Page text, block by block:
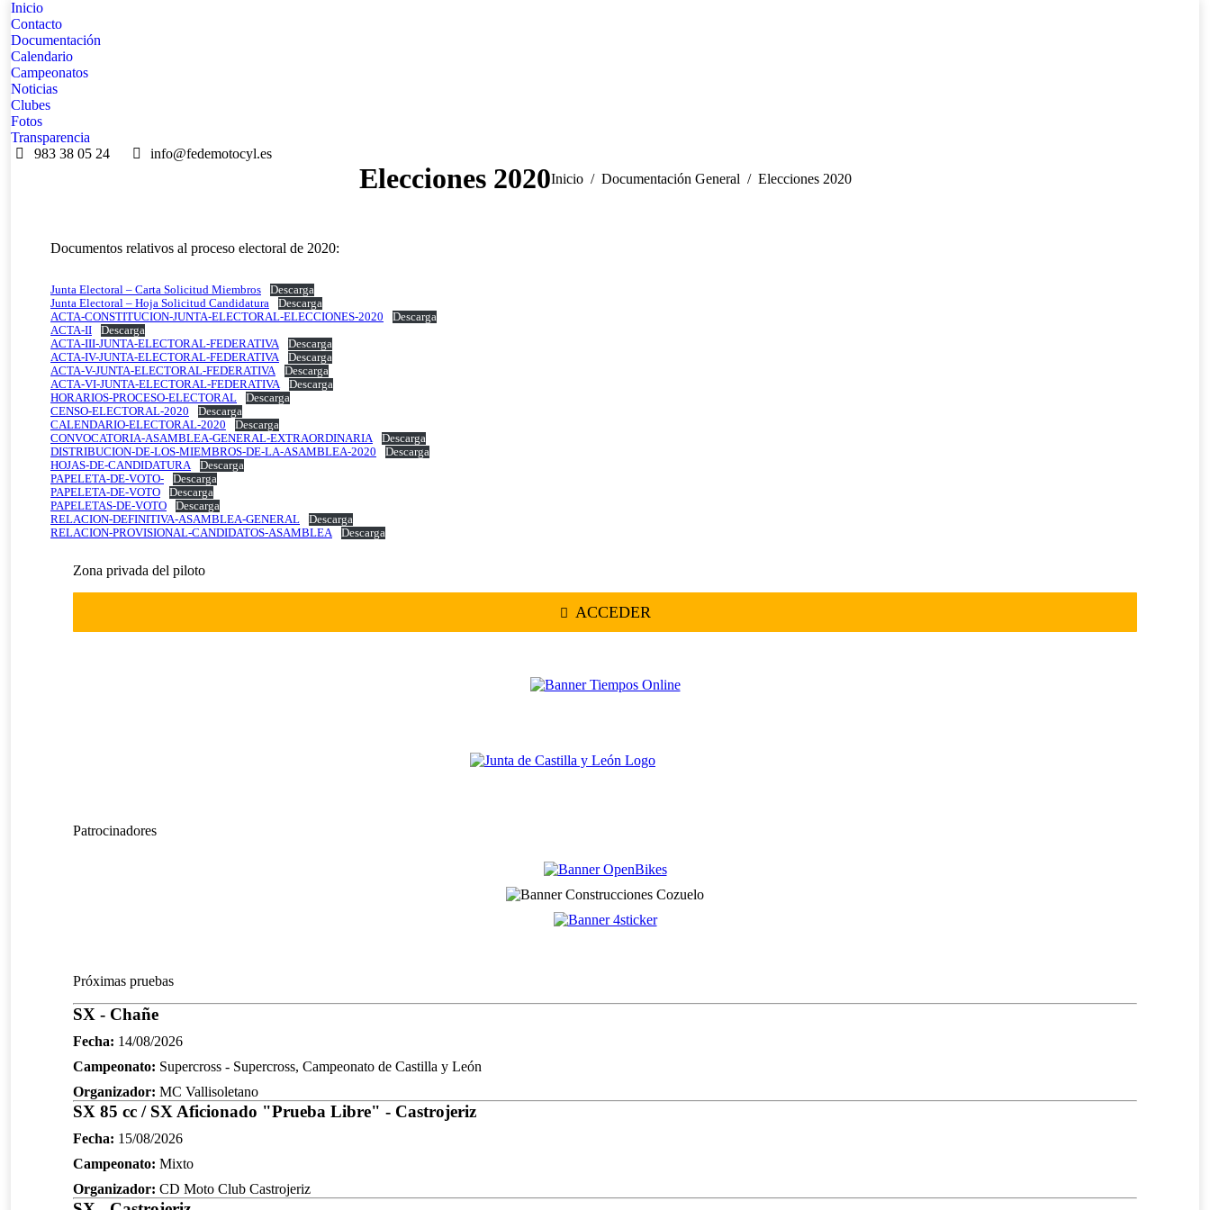
Inicio
Contacto
Documentación
Calendario
Campeonatos
Noticias
Clubes
Fotos
Transparencia
983 38 05 24
info@fedemotocyl.es
Elecciones 2020Estás aquí:
Inicio Documentación General Elecciones 2020
Documentos relativos al proceso electoral de 2020:
Junta Electoral – Carta Solicitud Miembros
Descarga
Junta Electoral – Hoja Solicitud Candidatura
Descarga
ACTA-CONSTITUCION-JUNTA-ELECTORAL-ELECCIONES-2020
Descarga
ACTA-II
Descarga
ACTA-III-JUNTA-ELECTORAL-FEDERATIVA
Descarga
ACTA-IV-JUNTA-ELECTORAL-FEDERATIVA
Descarga
ACTA-V-JUNTA-ELECTORAL-FEDERATIVA
Descarga
ACTA-VI-JUNTA-ELECTORAL-FEDERATIVA
Descarga
HORARIOS-PROCESO-ELECTORAL
Descarga
CENSO-ELECTORAL-2020
Descarga
CALENDARIO-ELECTORAL-2020
Descarga
CONVOCATORIA-ASAMBLEA-GENERAL-EXTRAORDINARIA
Descarga
DISTRIBUCION-DE-LOS-MIEMBROS-DE-LA-ASAMBLEA-2020
Descarga
HOJAS-DE-CANDIDATURA
Descarga
PAPELETA-DE-VOTO-
Descarga
PAPELETA-DE-VOTO
Descarga
PAPELETAS-DE-VOTO
Descarga
RELACION-DEFINITIVA-ASAMBLEA-GENERAL
Descarga
RELACION-PROVISIONAL-CANDIDATOS-ASAMBLEA
Descarga
Zona privada del piloto
ACCEDER
Patrocinadores
Próximas pruebas
SX - Chañe
Fecha: 14/08/2026
Campeonato: Supercross - Supercross, Campeonato de Castilla y León
Organizador: MC Vallisoletano
SX 85 cc / SX Aficionado "Prueba Libre" - Castrojeriz
Fecha: 15/08/2026
Campeonato: Mixto
Organizador: CD Moto Club Castrojeriz